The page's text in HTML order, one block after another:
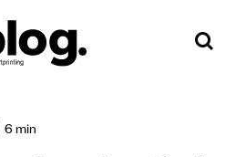
6 min